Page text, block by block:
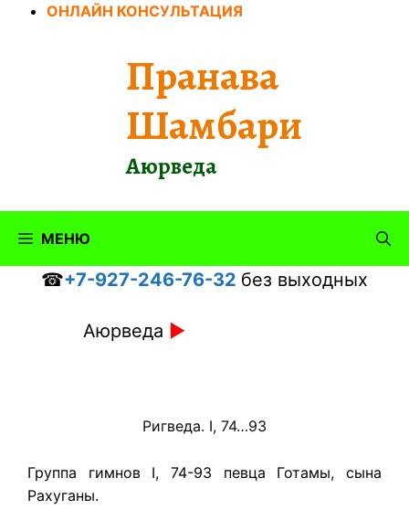
ПерейтиОНЛАЙН КОНСУЛЬТАЦИЯ
Пранава
Шамбари
Аюрведа
МЕНЮ
☎+7-927-246-76-32 без выходных
Аюрведа ►
Ригведа. I, 74…93
Группа гимнов I, 74-93 певца Готамы, сына
Рахуганы.